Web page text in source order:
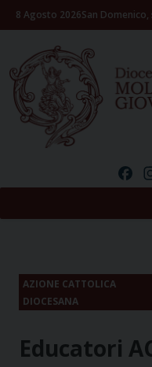
Skip8 Agosto 2026San
AZIONE CATTOLICA
DIOCESANA
Educatori